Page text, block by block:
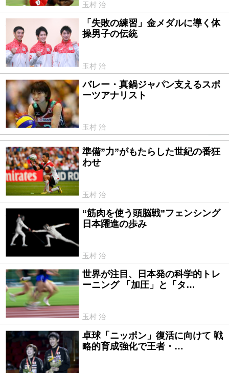
玉村 治
2016/08/01
「失敗の練習」金メダルに導く体
操男子の伝統
玉村 治
2016/07/22
バレー・真鍋ジャパン支えるスポ
ーツアナリスト
玉村 治
2016/01/30
準備”力”がもたらした世紀の番狂
わせ
玉村 治
2015/10/10
“筋肉を使う頭脳戦”フェンシング
日本躍進の歩み
玉村 治
2015/07/07
世界が注目、日本発の科学的トレ
ーニング 「加圧」と「タ…
玉村 治
2015/05/22
卓球「ニッポン」復活に向けて 戦
略的育成強化で王者・…